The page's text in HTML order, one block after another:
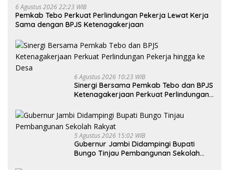
6 Agustus 2026 22:23 WIB
Pemkab Tebo Perkuat Perlindungan Pekerja Lewat Kerja
Sama dengan BPJS Ketenagakerjaan
6 Agustus 2026 10:23 WIB
Sinergi Bersama Pemkab Tebo dan BPJS
Ketenagakerjaan Perkuat Perlindungan
5 Agustus 2026 15:02 WIB
Gubernur Jambi Didampingi Bupati
Bungo Tinjau Pembangunan Sekolah